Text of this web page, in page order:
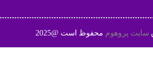
سایت پروهوممحفوظ است @2025